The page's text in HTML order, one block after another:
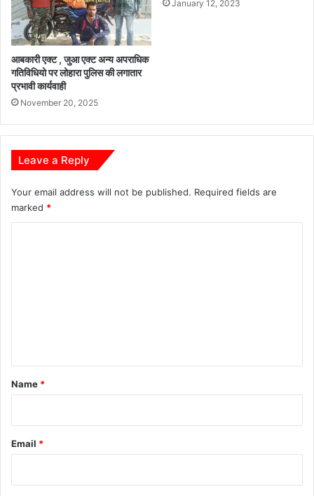
आबकारी एक्ट , जुआ एक्ट अन्य अपराधिक
गतिविधियो पर लोहारा पुलिस की लगातार
प्रभावी कार्यवाही
November 20, 2025
January 12, 2023
Leave a Reply
Your email address will not be published. Required fields are
marked *
*
Name *
Email *